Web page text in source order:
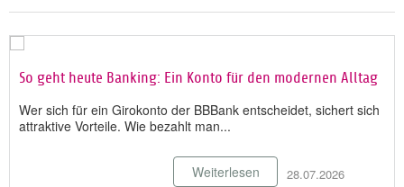
So geht heute Banking: Ein Konto für den modernen Alltag
Wer sich für ein Girokonto der BBBank entscheidet, sichert sich
attraktive Vorteile. Wie bezahlt man...
28.07.2026
Weiterlesen